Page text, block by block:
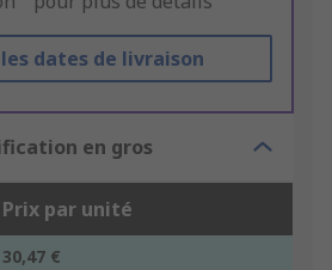
dates de livraison
en gros
Prix par unité
30,47 €